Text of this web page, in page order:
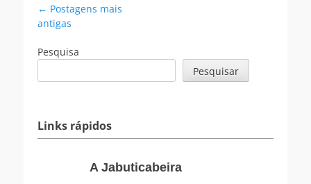
Navegação
das
postagens
← Postagens mais
antigas
Pesquisa
Pesquisar
Links rápidos
Jabuticabeira
A Jabuticabeira